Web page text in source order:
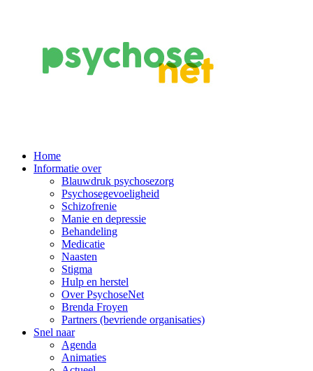
Main
Navigation
Home
Informatie over
Blauwdruk psychosezorg
Psychosegevoeligheid
Schizofrenie
Manie en depressie
Behandeling
Medicatie
Naasten
Stigma
Hulp en herstel
Over PsychoseNet
Brenda Froyen
Partners (bevriende organisaties)
Snel naar
Agenda
Animaties